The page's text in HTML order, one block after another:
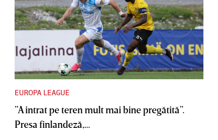
EUROPA LEAGUE
”A intrat pe teren mult mai bine pregătită”.
Presa finlandeză,...